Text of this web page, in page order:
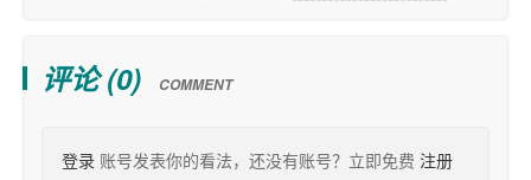
评论 (0) COMMENT
登录 账号发表你的看法，还没有账号？立即免费 注册